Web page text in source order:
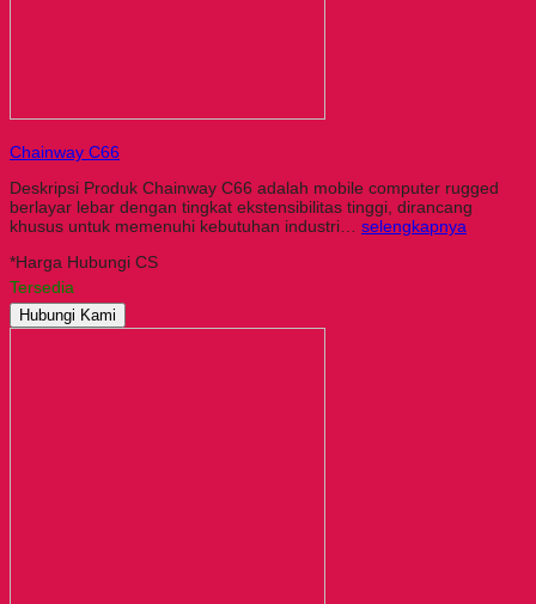
Chainway C66
Deskripsi Produk Chainway C66 adalah mobile computer rugged
berlayar lebar dengan tingkat ekstensibilitas tinggi, dirancang
khusus untuk memenuhi kebutuhan industri… selengkapnya
*Harga Hubungi CS
Tersedia
Hubungi Kami